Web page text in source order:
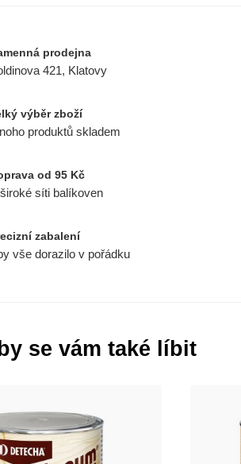
prodejna
421, Klatovy
výběr zboží
produktů skladem
od 95 Kč
síti balíkoven
zabalení
vše dorazilo v pořádku
se vám také líbit